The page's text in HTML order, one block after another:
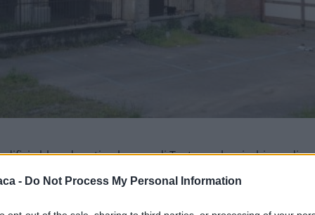
- Do Not Process My Personal Information
abbandonati nel cuore di Tortona che rischiano di
ex sede dell’Ufficio Igiene prima e dell’Asl poi, si trova
in altra parte del giornale. Anche in questo caso i